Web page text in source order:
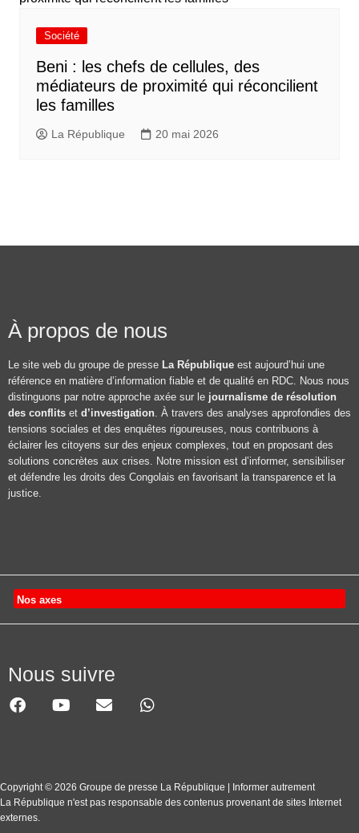
Société
Beni : les chefs de cellules, des
médiateurs de proximité qui réconcilient
les familles
La République 20 mai 2026
À propos de nous
Le site web du groupe de presse La République est aujourd’hui une
référence en matière d’information fiable et de qualité en RDC. Nous nous
distinguons par notre approche axée sur le journalisme de résolution
des conflits et d’investigation. À travers des analyses approfondies des
tensions sociales et des enquêtes rigoureuses, nous contribuons à
éclairer les citoyens sur des enjeux complexes, tout en proposant des
solutions concrètes aux crises. Notre mission est d’informer, sensibiliser
et défendre les droits des Congolais en favorisant la transparence et la
justice.
Nos axes
Nous suivre
Copyright © 2026 Groupe de presse La République | Informer autrement
La République n'est pas responsable des contenus provenant de sites Internet
externes.